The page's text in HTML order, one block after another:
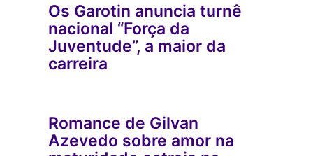
Os Garotin anuncia turnê
nacional “Força da
Juventude”, a maior da
carreira
Romance de Gilvan
Azevedo sobre amor na